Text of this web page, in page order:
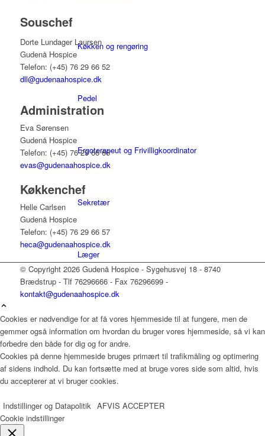
Køkken og rengøring
Pedel
Ergoterapeut og Frivilligkoordinator
Sekretær
Læger
Hospicefilosofi og palliation
Vedtægter
Souschef
Dorte Lundager Laursen
Gudenå Hospice
Telefon: (+45) 76 29 66 52
dll@gudenaahospice.dk
Administration
Eva Sørensen
Gudenå Hospice
Telefon: (+45) 76 29 66 66
evas@gudenaahospice.dk
Køkkenchef
Helle Carlsen
Gudenå Hospice
Telefon: (+45) 76 29 66 57
heca@gudenaahospice.dk
© Copyright 2026 Gudenå Hospice - Sygehusvej 18 - 8740
Brædstrup - Tlf 76296666 - Fax 76296699 -
kontakt@gudenaahospice.dk
Cookies er nødvendige for at få vores hjemmeside til at fungere, men de
gemmer også information om hvordan du bruger vores hjemmeside, så vi kan
forbedre den både for dig og for andre.
Cookies på denne hjemmeside bruges primært til trafikmåling og optimering
af sidens indhold. Du kan fortsætte med at bruge vores side som altid, hvis
du accepterer at vi bruger cookies.
Indstillinger og Datapolitik AFVIS ACCEPTER
Cookie indstillinger